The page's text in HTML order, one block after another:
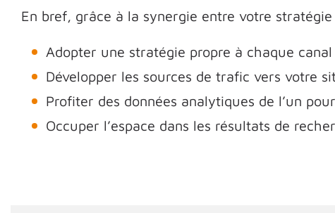
En bref, grâce à la synergie entre votre
Adopter une stratégie propre à chaque canal
Développer les sources de trafic vers votre
Profiter des données analytiques de l’un
Occuper l’espace dans les résultats de